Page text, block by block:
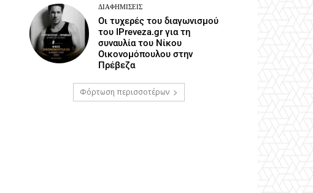
ΔΙΑΦΗΜΊΣΕΙΣ
Οι τυχερές του διαγωνισμού
του IPreveza.gr για τη
συναυλία του Νίκου
Οικονομόπουλου στην
Πρέβεζα
Φόρτωση περισσοτέρων